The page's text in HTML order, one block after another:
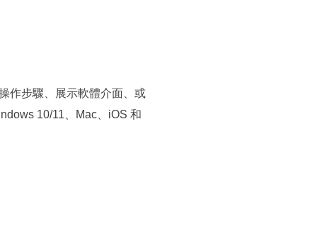
作步驟、展示軟體介面、或
10/11、Mac、iOS 和